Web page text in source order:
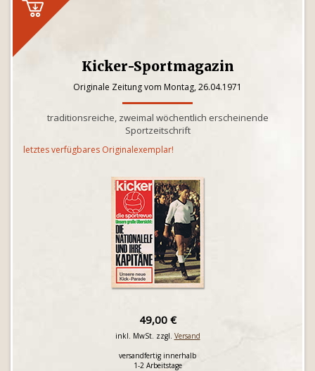
Kicker-Sportmagazin
Originale Zeitung vom Montag, 26.04.1971
traditionsreiche, zweimal wöchentlich erscheinende
Sportzeitschrift
letztes verfügbares Originalexemplar!
49,00 €
inkl. MwSt. zzgl. Versand
versandfertig innerhalb
1-2 Arbeitstage